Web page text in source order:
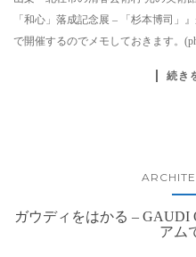
「和心」落成記念展 – 「杉本博司」
で開催するのでメモしておきます。
続き
ガウディをはかる – GAUDI
アム